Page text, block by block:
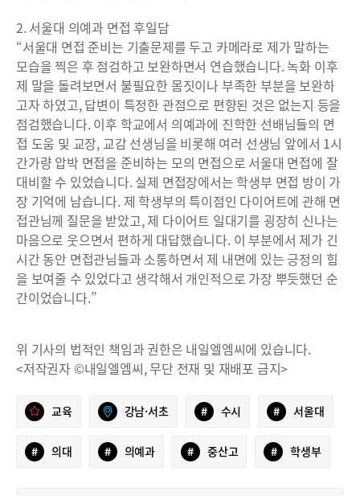
2. 서울대 의예과 면접 후일담
“서울대 면접 준비는 기출문제를 두고 카메라로 제가 말하는
모습을 찍은 후 점검하고 보완하면서 연습했습니다. 녹화 이후
제 말을 돌려보면서 불필요한 몸짓이나 부족한 부분을 보완하
고자 하였고, 답변이 특정한 관점으로 편향된 것은 없는지 등을
점검했습니다. 이후 학교에서 의예과에 진학한 선배님들의 면
접 도움 및 교장, 교감 선생님을 비롯해 여러 선생님 앞에서 1시
간가량 압박 면접을 준비하는 모의 면접으로 서울대 면접에 잘
대비할 수 있었습니다. 실제 면접장에서는 학생부 면접 방이 가
장 기억에 남습니다. 제 학생부의 특이점인 다이어트에 관해 면
접관님께 질문을 받았고, 제 다이어트 일대기를 굉장히 신나는
마음으로 웃으면서 편하게 대답했습니다. 이 부분에서 제가 긴
시간 동안 면접관님들과 소통하면서 제 내면에 있는 긍정의 힘
을 보여줄 수 있었다고 생각해서 개인적으로 가장 뿌듯했던 순
간이었습니다.”
위 기사의 법적인 책임과 권한은 내일엘엠씨에 있습니다.
<저작권자 ©내일엘엠씨, 무단 전재 및 재배포 금지>
교육 강남·서초 # 수시 # 서울대
# 의대 # 의예과 # 중산고 # 학생부